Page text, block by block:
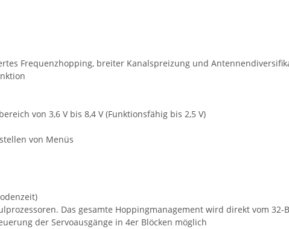
Frequenzhopping, breiter Kanalspreizung und
von 3,6 V bis 8,4 V (Funktionsfähig bis 2,5 V)
von Menüs
Das gesamte Hoppingmanagement wird direkt vom
der Servoausgänge in 4er Blöcken möglich